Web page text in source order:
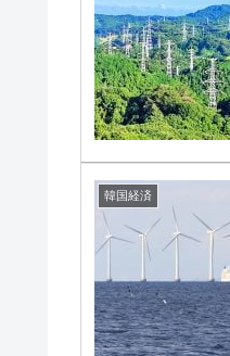
『Money1』
在
ドを掲げる「在韓
『Money1』 韓
『Money1』 韓
『Money1』 韓
『Money1』 韓
韓国経済